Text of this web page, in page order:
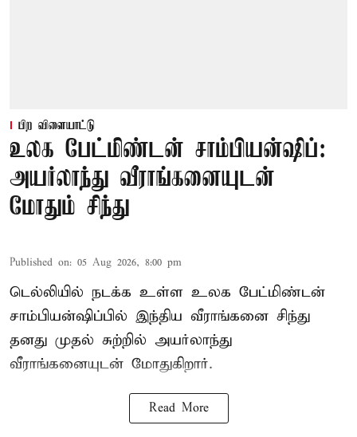
பிற விளையாட்டு
உலக பேட்மிண்டன் சாம்பியன்ஷிப்:
அயர்லாந்து வீராங்கனையுடன்
மோதும் சிந்து
Published on: 05 Aug 2026, 8:00 pm
டெல்லியில் நடக்க உள்ள உலக பேட்மிண்டன்
சாம்பியன்ஷிப்பில் இந்திய வீராங்கனை சிந்து
தனது முதல் சுற்றில் அயர்லாந்து
வீராங்கனையுடன் மோதுகிறார்.
Read More